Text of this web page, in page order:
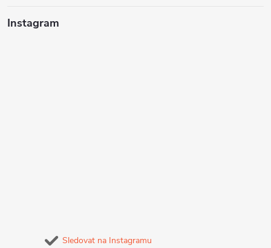
Instagram
Sledovat na Instagramu